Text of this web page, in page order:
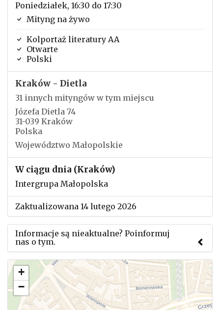
Poniedziałek, 16:30 do 17:30
Mityng na żywo
Kolportaż literatury AA
Otwarte
Polski
Kraków - Dietla
31 innych mityngów w tym miejscu
Józefa Dietla 74
31-039 Kraków
Polska
Województwo Małopolskie
W ciągu dnia (Kraków)
Intergrupa Małopolska
Zaktualizowana 14 lutego 2026
Informacje są nieaktualne? Poinformuj
nas o tym.
Użyj tego formularza aby przesłać informację o
zmianach w powyższym mityngu.
+
−